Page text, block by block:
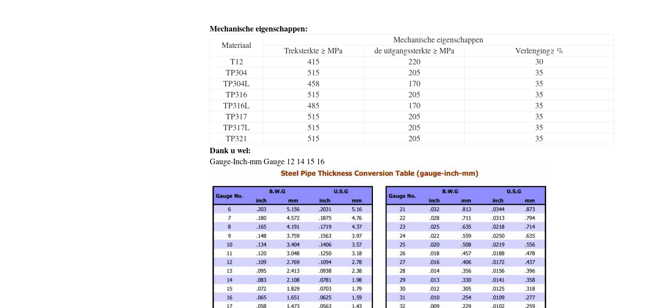
Mechanische eigenschappen:
Materiaal
Mechanische eigenschappen
Treksterkte ≥ MPa
de uitgangssterkte ≥ MPa Verlenging≥ %
T12
415 220
30
TP304
515 205
35
TP304L
458 170
35
TP316
515 205
35
TP316L
485 170
35
TP317
515 205
35
TP317L
515 205
35
TP321
515 205 35
Dank u wel:
Gauge-Inch-mm Gauge 12 14 15 16